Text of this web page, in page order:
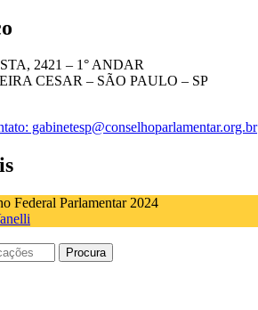
2421 – 1° ANDAR
CESAR – SÃO PAULO – SP
gabinetesp@conselhoparlamentar.org.br
Federal Parlamentar 2024
Procura